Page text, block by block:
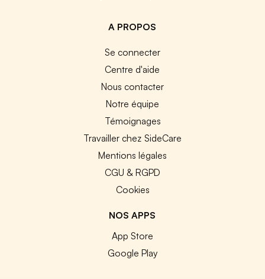
A PROPOS
Se connecter
Centre d'aide
Nous contacter
Notre équipe
Témoignages
Travailler chez SideCare
Mentions légales
CGU & RGPD
Cookies
NOS APPS
App Store
Google Play